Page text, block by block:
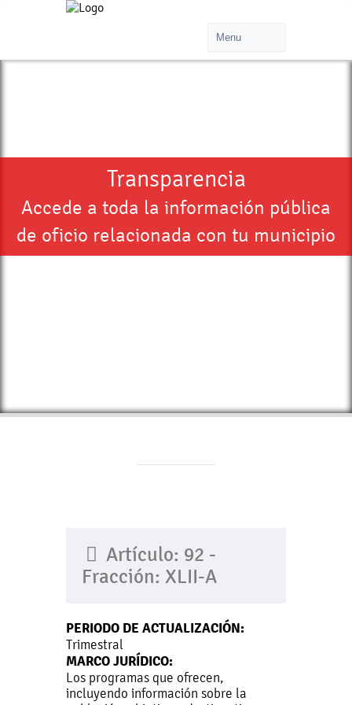
Transparencia
Accede a toda la información pública
de oficio relacionada con tu municipio
Artículo: 92 -
Fracción: XLII-A
PERIODO DE ACTUALIZACIÓN:
Trimestral
MARCO JURÍDICO:
Los programas que ofrecen,
incluyendo información sobre la